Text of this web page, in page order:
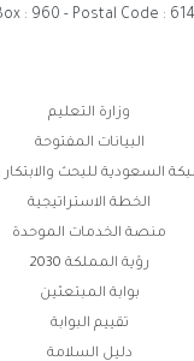
: 960 - Postal Code :
وزارة التعليم
البيانات المفتوحة
السعودية للبحث
الخطة الاستراتيجية
منصة الخدمات الموحدة
رؤية المملكة 2030
بوابة المبتعثين
تقييم البوابة
دليل السلامة